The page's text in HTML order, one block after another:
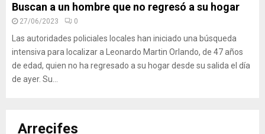
Buscan a un hombre que no regresó a su hogar
27/06/2023 0
Las autoridades policiales locales han iniciado una búsqueda
intensiva para localizar a Leonardo Martin Orlando, de 47 años
de edad, quien no ha regresado a su hogar desde su salida el día
de ayer. Su...
Arrecifes